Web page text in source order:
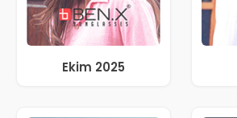
Ekim 2025